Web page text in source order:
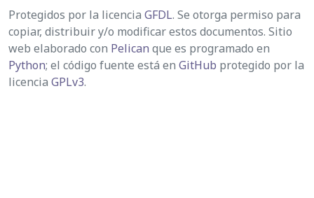
Protegidos por la licencia GFDL. Se otorga permiso para
copiar, distribuir y/o modificar estos documentos. Sitio
web elaborado con Pelican que es programado en
Python; el código fuente está en GitHub protegido por la
licencia GPLv3.